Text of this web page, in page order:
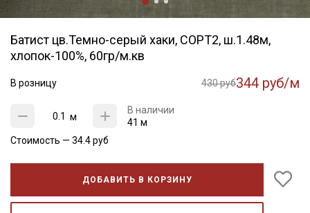
Батист цв.Темно-серый хаки, СОРТ2, ш.1.48м,
хлопок-100%, 60гр/м.кв
В розницу 430 руб344 руб/м
м
В наличии
41 м
Стоимость — 34.4руб
ДОБАВИТЬ В КОРЗИНУ